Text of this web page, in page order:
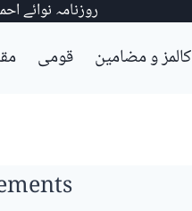
روزنامہ نوائے
کالمز و مضامین قومی